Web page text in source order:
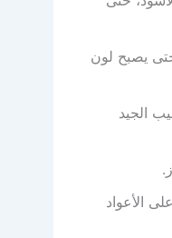
يصبح لون
الجيد
الأعواد